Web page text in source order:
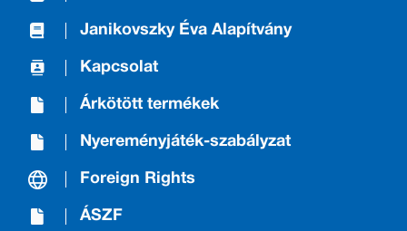
Janikovszky Éva Alapítvány
Kapcsolat
Árkötött termékek
Nyereményjáték-szabályzat
Foreign Rights
ÁSZF